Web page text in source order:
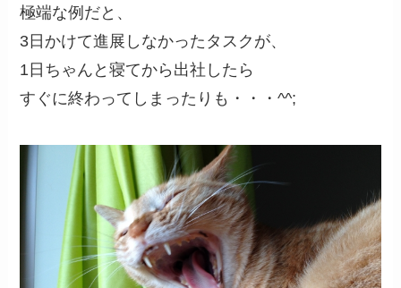
極端な例だと、
3日かけて進展しなかったタスクが、
1日ちゃんと寝てから出社したら
すぐに終わってしまったりも・・・^^;